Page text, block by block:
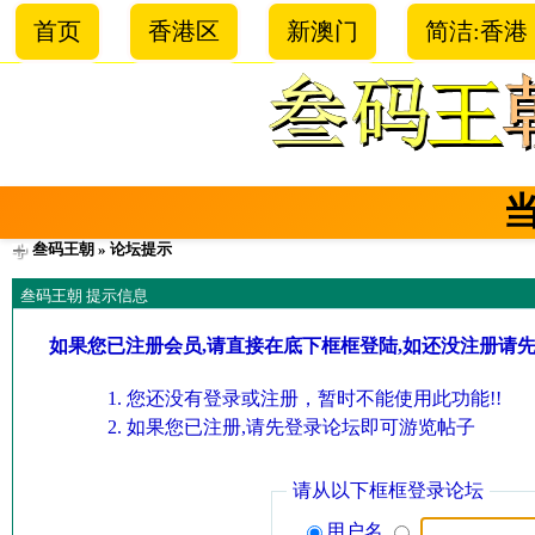
首页 香港区 新澳门 简洁:香港
叁码王朝 » 论坛提示
叁码王朝 提示信息
如果您已注册会员,请直接在底下框框登陆,如还没注册请
您还没有登录或注册，暂时不能使用此功能!!
如果您已注册,请先登录论坛即可游览帖子
请从以下框框登录论坛
用户名